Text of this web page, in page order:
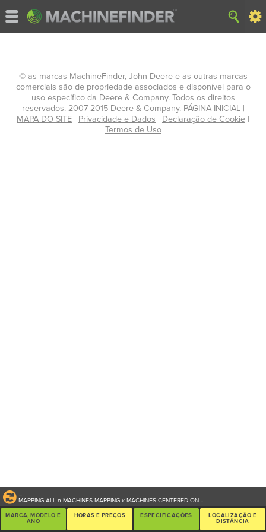
...
MAPPING ALLn MACHINESMAPPINGx MACHINES CENTERED ON...
MARCA, MODELO E
ANO
HORAS E PREÇOS ESPECIFICAÇÕES
LOCALIZAÇÃO E
DISTÂNCIA
© as marcas MachineFinder, John Deere e as outras marcas
comerciais são de propriedade associados e disponível para o
uso específico da Deere & Company. Todos os direitos
reservados. 2007-2015 Deere & Company. PÁGINA INICIAL |
MAPA DO SITE | Privacidade e Dados | Declaração de Cookie |
Termos de Uso